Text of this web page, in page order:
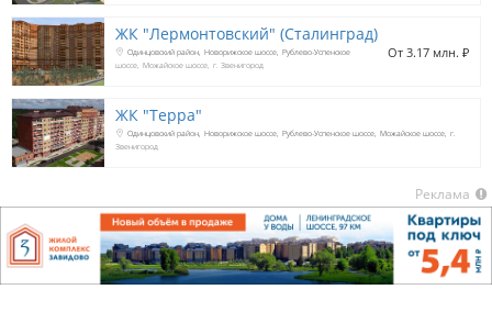
ЖК "Лермонтовский" (Сталинград)
От 3.17 млн. ₽
Одинцовский район Новорижское шоссе Рублево-Успенское
шоссе Можайское шоссе г. Звенигород
ЖК "Терра"
Одинцовский район Новорижское шоссе Рублево-Успенское шоссе Можайское шоссе г.
Звенигород
Реклама